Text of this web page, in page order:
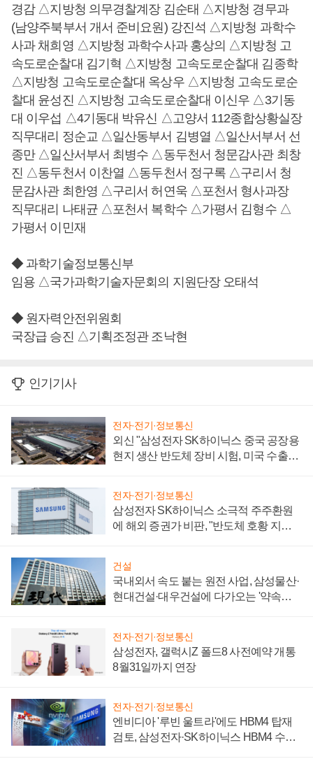
경감 △지방청 의무경찰계장 김순태 △지방청 경무과
(남양주북부서 개서 준비요원) 강진석 △지방청 과학수
사과 채희영 △지방청 과학수사과 홍상의 △지방청 고
속도로순찰대 김기혁 △지방청 고속도로순찰대 김종학
△지방청 고속도로순찰대 옥상우 △지방청 고속도로순
찰대 윤성진 △지방청 고속도로순찰대 이신우 △3기동
대 이우섭 △4기동대 박유신 △고양서 112종합상황실장
직무대리 정순교 △일산동부서 김병열 △일산서부서 선
종만 △일산서부서 최병수 △동두천서 청문감사관 최창
진 △동두천서 이찬열 △동두천서 정구록 △구리서 청
문감사관 최한영 △구리서 허연욱 △포천서 형사과장
직무대리 나태균 △포천서 복학수 △가평서 김형수 △
가평서 이민재
◆ 과학기술정보통신부
임용 △국가과학기술자문회의 지원단장 오태석
◆ 원자력안전위원회
국장급 승진 △기획조정관 조낙현
인기기사
전자·전기·정보통신
외신 "삼성전자 SK하이닉스 중국 공장용
현지 생산 반도체 장비 시험, 미국 수출통
전자·전기·정보통신
삼성전자 SK하이닉스 소극적 주주환원
에 해외 증권가 비판, "반도체 호황 지속
건설
국내외서 속도 붙는 원전 사업, 삼성물산·
현대건설·대우건설에 다가오는 '약속의
전자·전기·정보통신
삼성전자, 갤럭시Z 폴드8 사전예약 개통
8월31일까지 연장
전자·전기·정보통신
엔비디아 '루빈 울트라'에도 HBM4 탑재
검토, 삼성전자·SK하이닉스 HBM4 수율